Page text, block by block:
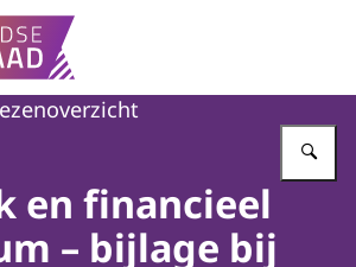
van Nederlandse Sportraad
en financieel
– bijlage bij